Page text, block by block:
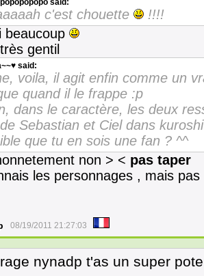
said:
c'est chouette
!!!!
beaucoup
gentil
said:
voila, il agit enfin comme un
quand il le frappe :p
dans le caractère, les deux
Sebastian et Ciel dans
que tu en sois une fan ? ^^
non > < pas taper
les personnages , mais pas
08/19/2011 21:27:03
nynadp t'as un super